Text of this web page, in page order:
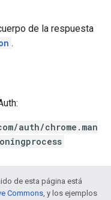
de la respuesta
.
auth/chrome.man
de esta página está
Commons, y los ejemplos